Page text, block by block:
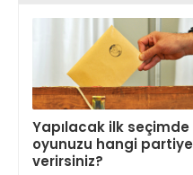
Yapılacak ilk seçimde
oyunuzu hangi partiye
verirsiniz?